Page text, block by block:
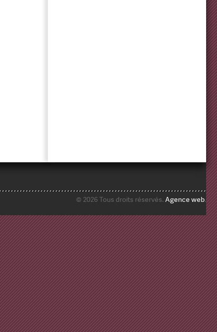
© 2026 Tous droits réservés. Agence web.